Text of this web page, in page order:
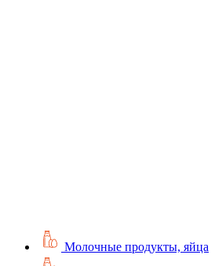
Молочные продукты, яйца